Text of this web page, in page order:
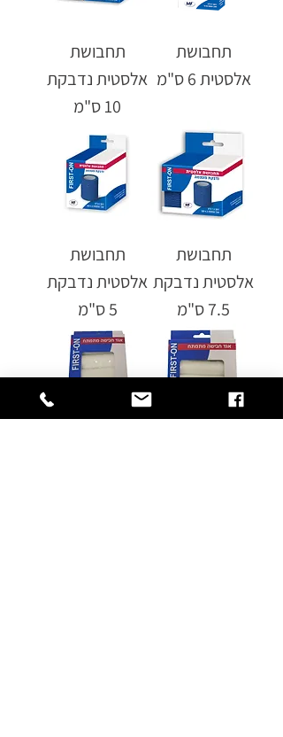
תחבושת
אלסטית 6 ס"מ
תחבושת
אלסטית נדבקת
10 ס"מ
תחבושת
אלסטית נדבקת
7.5 ס"מ
תחבושת
אלסטית נדבקת
5 ס"מ